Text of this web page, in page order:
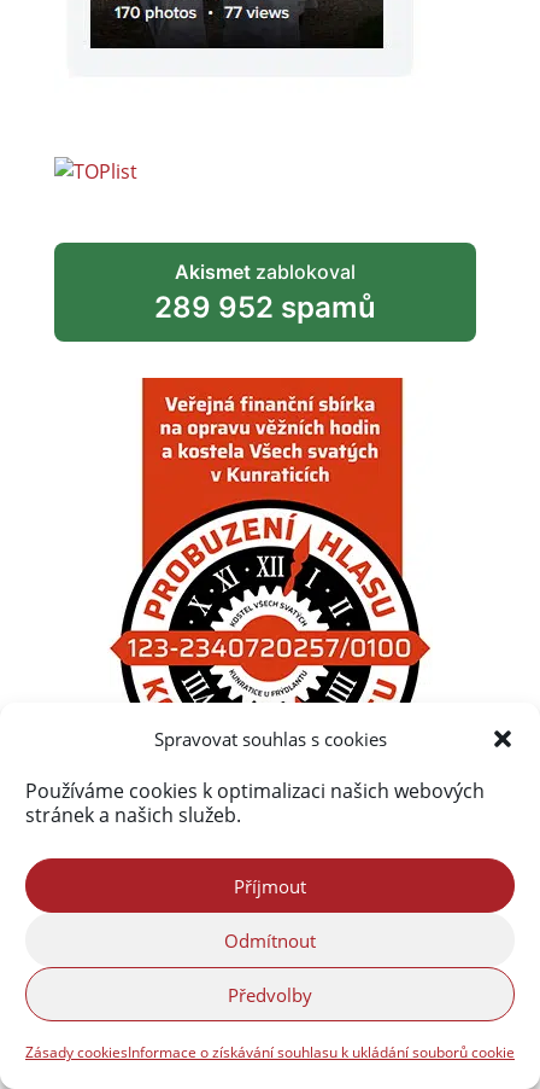
Spravovat souhlas s cookies
Používáme cookies k optimalizaci našich webových
stránek a našich služeb.
Příjmout
Odmítnout
Předvolby
Zásady cookiesInformace o získávání souhlasu k ukládání souborů cookie
Akismetzablokoval
289 952 spamů